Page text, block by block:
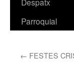
Parroquial
← FESTES